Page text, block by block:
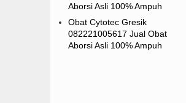
Aborsi Asli 100% Ampuh
Obat Cytotec Gresik
082221005617 Jual Obat
Aborsi Asli 100% Ampuh